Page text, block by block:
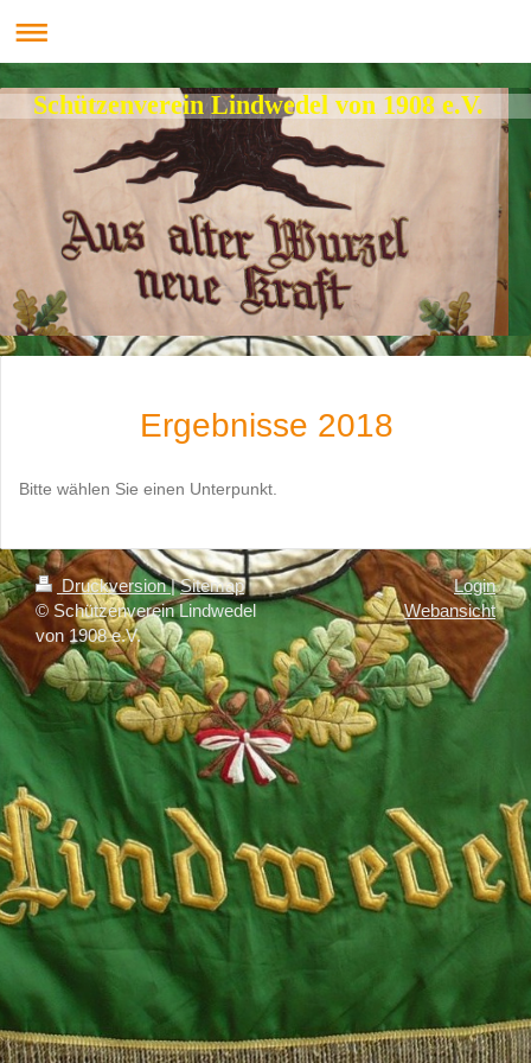
Schützenverein Lindwedel von 1908 e.V.
Ergebnisse 2018
Bitte wählen Sie einen Unterpunkt.
Druckversion| Sitemap
© Schützenverein Lindwedel
von 1908 e.V.
Login
Webansicht